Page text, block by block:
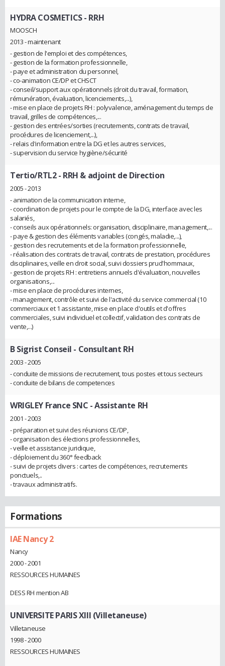
HYDRA COSMETICS- RRH
MOOSCH
2013 - maintenant
- gestion de l'emploi et des compétences,
- gestion de la formation professionnelle,
- paye et administration du personnel,
- co-animation CE/DP et CHSCT
- conseil/support aux opérationnels (droit du travail, formation,
rémunération, évaluation, licenciements,...),
- mise en place de projets RH : polyvalence, aménagement du temps de
travail, grilles de compétences,...
- gestion des entrées/sorties (recrutements, contrats de travail,
procédures de licenciement,...),
- relais d'information entre la DG et les autres services,
- supervision du service hygiène/sécurité
Tertio/RTL2- RRH & adjoint de Direction
2005 - 2013
- animation de la communication interne,
- coordination de projets pour le compte de la DG, interface avec les
salariés,
- conseils aux opérationnels: organisation, disciplinaire, management,...
- paye & gestion des éléments variables (congés, maladie,...),
- gestion des recrutements et de la formation professionnelle,
- réalisation des contrats de travail, contrats de prestation, procédures
disciplinaires, veille en droit social, suivi dossiers prud'hommaux,
- gestion de projets RH : entretiens annuels d'évaluation, nouvelles
organisations,...
- mise en place de procédures internes,
- management, contrôle et suivi de l'activité du service commercial (10
commerciaux et 1 assistante, mise en place d'outils et d'offres
commerciales, suivi individuel et collectif, validation des contrats de
vente,...)
B Sigrist Conseil - Consultant RH
2003 - 2005
- conduite de missions de recrutement, tous postes et tous secteurs
- conduite de bilans de competences
WRIGLEY France SNC - Assistante RH
2001 - 2003
- préparation et suivi des réunions CE/DP,
- organisation des élections professionnelles,
- veille et assistance juridique,
- déploiement du 360° feedback
- suivi de projets divers : cartes de compétences, recrutements
ponctuels,..
- travaux administratifs.
Formations
IAE Nancy 2
Nancy
2000 - 2001
RESSOURCES HUMAINES
DESS RH mention AB
UNIVERSITE PARIS XIII (Villetaneuse)
Villetaneuse
1998 - 2000
RESSOURCES HUMAINES